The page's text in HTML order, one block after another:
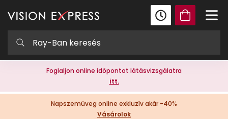
Foglaljon online időpontot látásvizsgálatra
itt.
Napszemüveg online exkluzív akár -40%
Vásárolok